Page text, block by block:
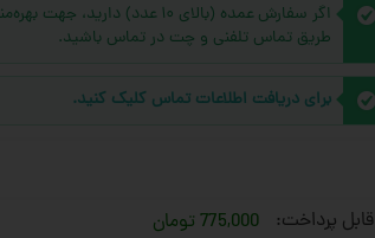
اگر سفارش عمده (بالای ۱۰
طریق تماس تلفنی و چت در تماس باشید.
برای دریافت اطلاعات تماس کلیک کنید.
قابل پرداخت: 775,000 تومان